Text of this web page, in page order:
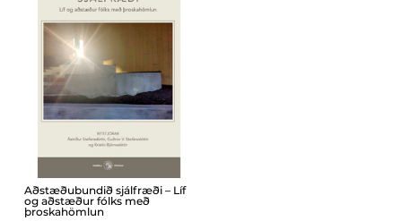
Aðstæðubundið sjálfræði – Líf
og aðstæður fólks með
þroskahömlun